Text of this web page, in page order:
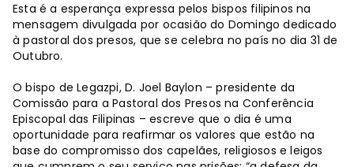
Esta é a esperança expressa pelos bispos filipinos na
mensagem divulgada por ocasião do Domingo dedicado
à pastoral dos presos, que se celebra no país no dia 31 de
Outubro.
O bispo de Legazpi, D. Joel Baylon – presidente da
Comissão para a Pastoral dos Presos na Conferência
Episcopal das Filipinas – escreve que o dia é uma
oportunidade para reafirmar os valores que estão na
base do compromisso dos capelães, religiosos e leigos